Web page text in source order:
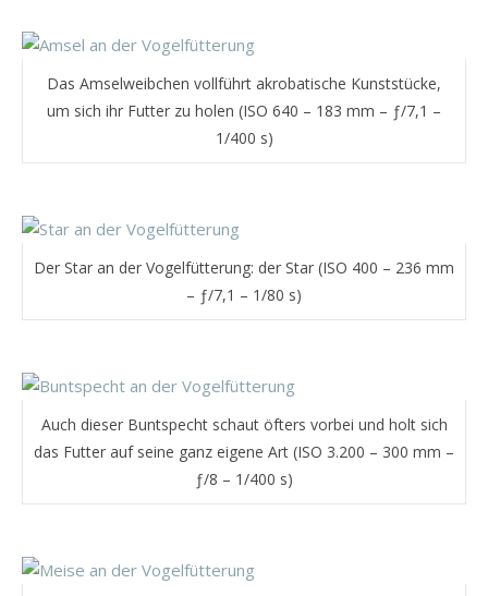
Das Amselweibchen vollführt akrobatische Kunststücke,
um sich ihr Futter zu holen (ISO 640 – 183 mm – ƒ/7,1 –
1/400 s)
Der Star an der Vogelfütterung: der Star (ISO 400 – 236 mm
– ƒ/7,1 – 1/80 s)
Auch dieser Buntspecht schaut öfters vorbei und holt sich
das Futter auf seine ganz eigene Art (ISO 3.200 – 300 mm –
ƒ/8 – 1/400 s)